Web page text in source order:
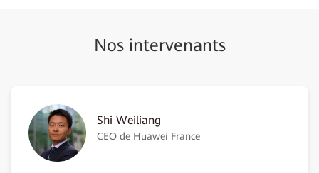
Nos intervenants
Shi Weiliang
CEO de Huawei France